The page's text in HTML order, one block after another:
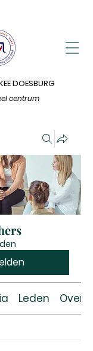
centrum
DOESBURG
Leden Over